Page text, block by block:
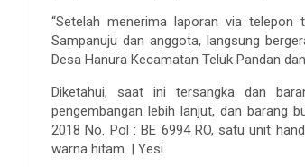
“Setelah menerima laporan via telepon
Sampanuju dan anggota, langsung
Desa Hanura Kecamatan Teluk Pandan
Diketahui, saat ini tersangka dan
pengembangan lebih lanjut, dan barang
2018 No. Pol : BE 6994 RO, satu unit
warna hitam. | Yesi